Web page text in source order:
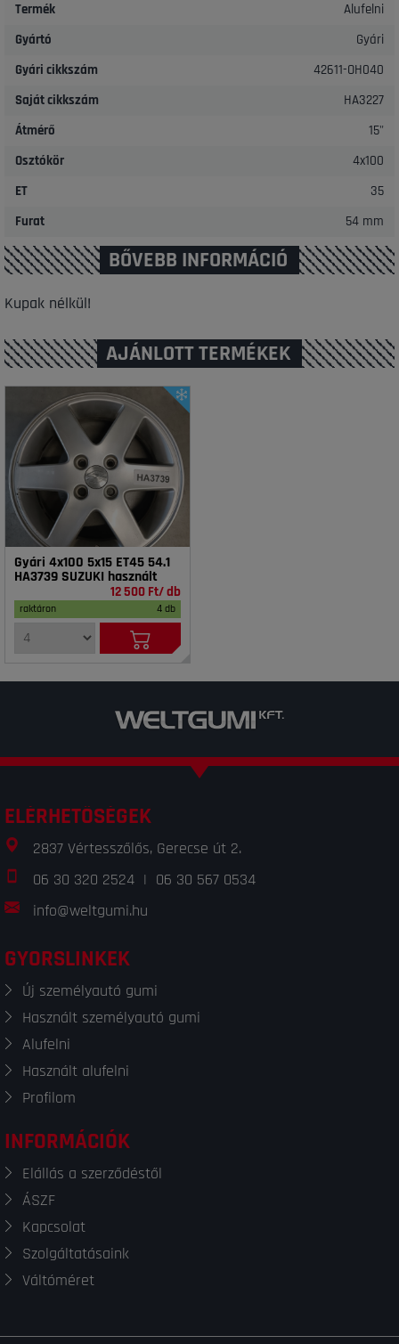
Termék
Alufelni
Gyártó
Gyári
Gyári cikkszám
42611-OH040
Saját cikkszám
HA3227
Átmérő
15"
Osztókör
4x100
ET
35
Furat
54 mm
BŐVEBB INFORMÁCIÓ
Kupak nélkül!
AJÁNLOTT TERMÉKEK
Gyári 4x100 5x15 ET45 54.1
HA3739 SUZUKI használt
12 500 Ft/ db
raktáron 4 db
ELÉRHETŐSÉGEK
2837 Vértesszőlős, Gerecse út 2.
06 30 320 2524 | 06 30 567 0534
info@weltgumi.hu
GYORSLINKEK
Új személyautó gumi
Használt személyautó gumi
Alufelni
Használt alufelni
Profilom
INFORMÁCIÓK
Elállás a szerződéstől
ÁSZF
Kapcsolat
Szolgáltatásaink
Váltóméret